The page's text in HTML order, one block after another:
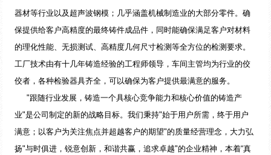
器材等行业以及超声波钢模；几乎涵盖机械制造业的大部分零件。确
保提供给客户高精度的最终铸件成品件，同时能确保满足客户对材料
的理化性能、无损测试、高精度几何尺寸检测等全方位的检测要求。
工厂技术由有十几年铸造经验的工程师领导，车间主管均为行业的佼
佼者，各种检验器具齐全，可以确保为客户提供最满意的服务。
"跟随行业发展，铸造一个具核心竞争能力和核心价值的铸造产
业"是公司制定的新的战略目标。我们秉持"始于用户所需，终于用户
满意；以客户为关注焦点并超越客户的期望"的质量经营理念，大力弘
扬"与时俱进，锐意创新，和谐共赢，追求卓越"的企业精神，本着“真